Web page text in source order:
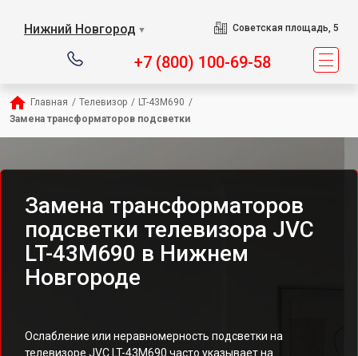
Нижний Новгород ▼ Советская площадь, 5
+7 (800) 100-69-58
Главная / Телевизор / LT-43M690 /
Замена трансформаторов подсветки
Замена трансформаторов
подсветки телевизора JVC
LT-43M690 в Нижнем
Новгороде
Ослабление или неравномерность подсветки на
телевизоре JVC LT-43M690 часто указывает на